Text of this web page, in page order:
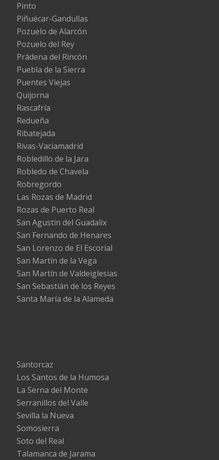
Pinto
Piñuécar-Gandullas
Pozuelo de Alarcón
Pozuelo del Rey
Prádena del Rincón
Puebla de la Sierra
Puentes Viejas
Quijorna
Rascafría
Redueña
Ribatejada
Rivas-Vaciamadrid
Robledillo de la Jara
Robledo de Chavela
Robregordo
Las Rozas de Madrid
Rozas de Puerto Real
San Agustín del Guadalix
San Fernando de Henares
San Lorenzo de El Escorial
San Martín de la Vega
San Martín de Valdeiglesias
San Sebastián de los Reyes
Santa María de la Alameda
Santorcaz
Los Santos de la Humosa
La Serna del Monte
Serranillos del Valle
Sevilla la Nueva
Somosierra
Soto del Real
Talamanca de Jarama